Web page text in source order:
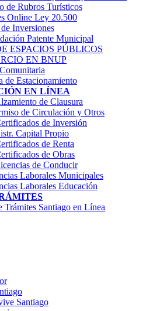
de Rubros Turí­sticos
Online Ley 20.500
Inversiones
Patente Municipal
ESPACIOS PÚBLICOS
EN BNUP
de Estacionamiento
EN LÍNEA
de Clausura
de Circulación y Otros
de Inversión
Capital Propio
de Renta
de Obras
de Conducir
Laborales Municipales
Laborales Educación
Trámites Santiago en Línea
Santiago